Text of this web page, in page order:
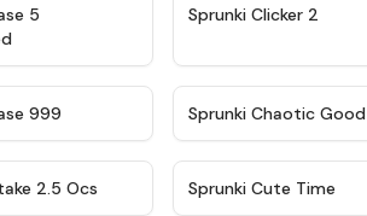
5
Sprunki Clicker 2
999 ★
Sprunki Chaotic Good
★
2.5 Ocs Sprunki Cute Time